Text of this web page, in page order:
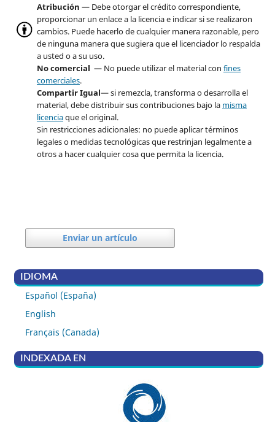
Atribución — Debe otorgar el crédito correspondiente,
proporcionar un enlace a la licencia e indicar si se realizaron
cambios. Puede hacerlo de cualquier manera razonable, pero
de ninguna manera que sugiera que el licenciador lo respalda
a usted o a su uso.
No comercial — No puede utilizar el material con fines
comerciales.
Compartir Igual— si remezcla, transforma o desarrolla el
material, debe distribuir sus contribuciones bajo la misma
licenciaque el original.
Sin restricciones adicionales: no puede aplicar términos
legales o medidas tecnológicas que restrinjan legalmente a
otros a hacer cualquier cosa que permita la licencia.
Enviar un artículo
IDIOMA
Español (España)
English
Français (Canada)
INDEXADA EN